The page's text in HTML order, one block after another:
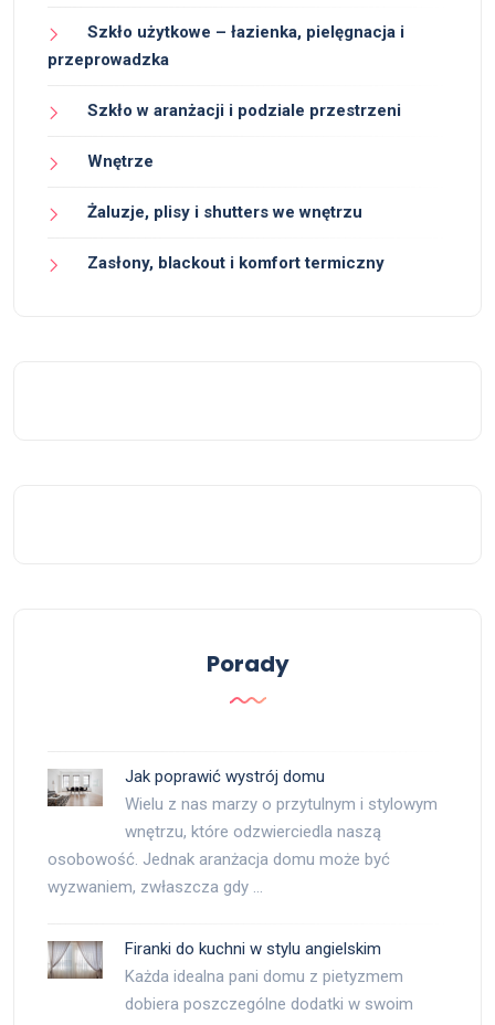
Szkło użytkowe – łazienka, pielęgnacja i
przeprowadzka
Szkło w aranżacji i podziale przestrzeni
Wnętrze
Żaluzje, plisy i shutters we wnętrzu
Zasłony, blackout i komfort termiczny
Porady
Jak poprawić wystrój domu
Wielu z nas marzy o przytulnym i stylowym
wnętrzu, które odzwierciedla naszą
osobowość. Jednak aranżacja domu może być
wyzwaniem, zwłaszcza gdy …
Firanki do kuchni w stylu angielskim
Każda idealna pani domu z pietyzmem
dobiera poszczególne dodatki w swoim